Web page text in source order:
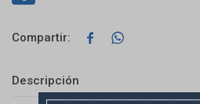
 
Descripción